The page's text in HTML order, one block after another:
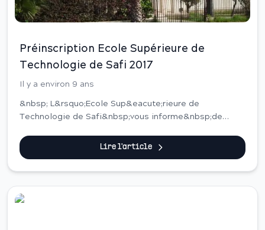
Préinscription Ecole Supérieure de
Technologie de Safi 2017
Il y a environ 9 ans
&nbsp; L&rsquo;Ecole Sup&eacute;rieure de
Technologie de Safi&nbsp;vous informe&nbsp;de
ligne en premi&egrave;re
ann&eacute;e&nbsp;DUT&nbsp;pour l&...
Lire l'article